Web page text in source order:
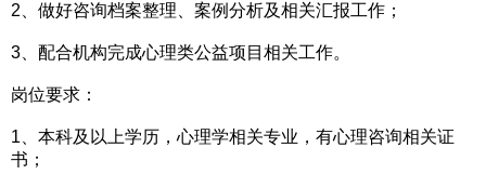
2、做好咨询档案整理、案例分析及相关汇报工作；
3、配合机构完成心理类公益项目相关工作。
岗位要求：
1、本科及以上学历，心理学相关专业，有心理咨询相关证
书；